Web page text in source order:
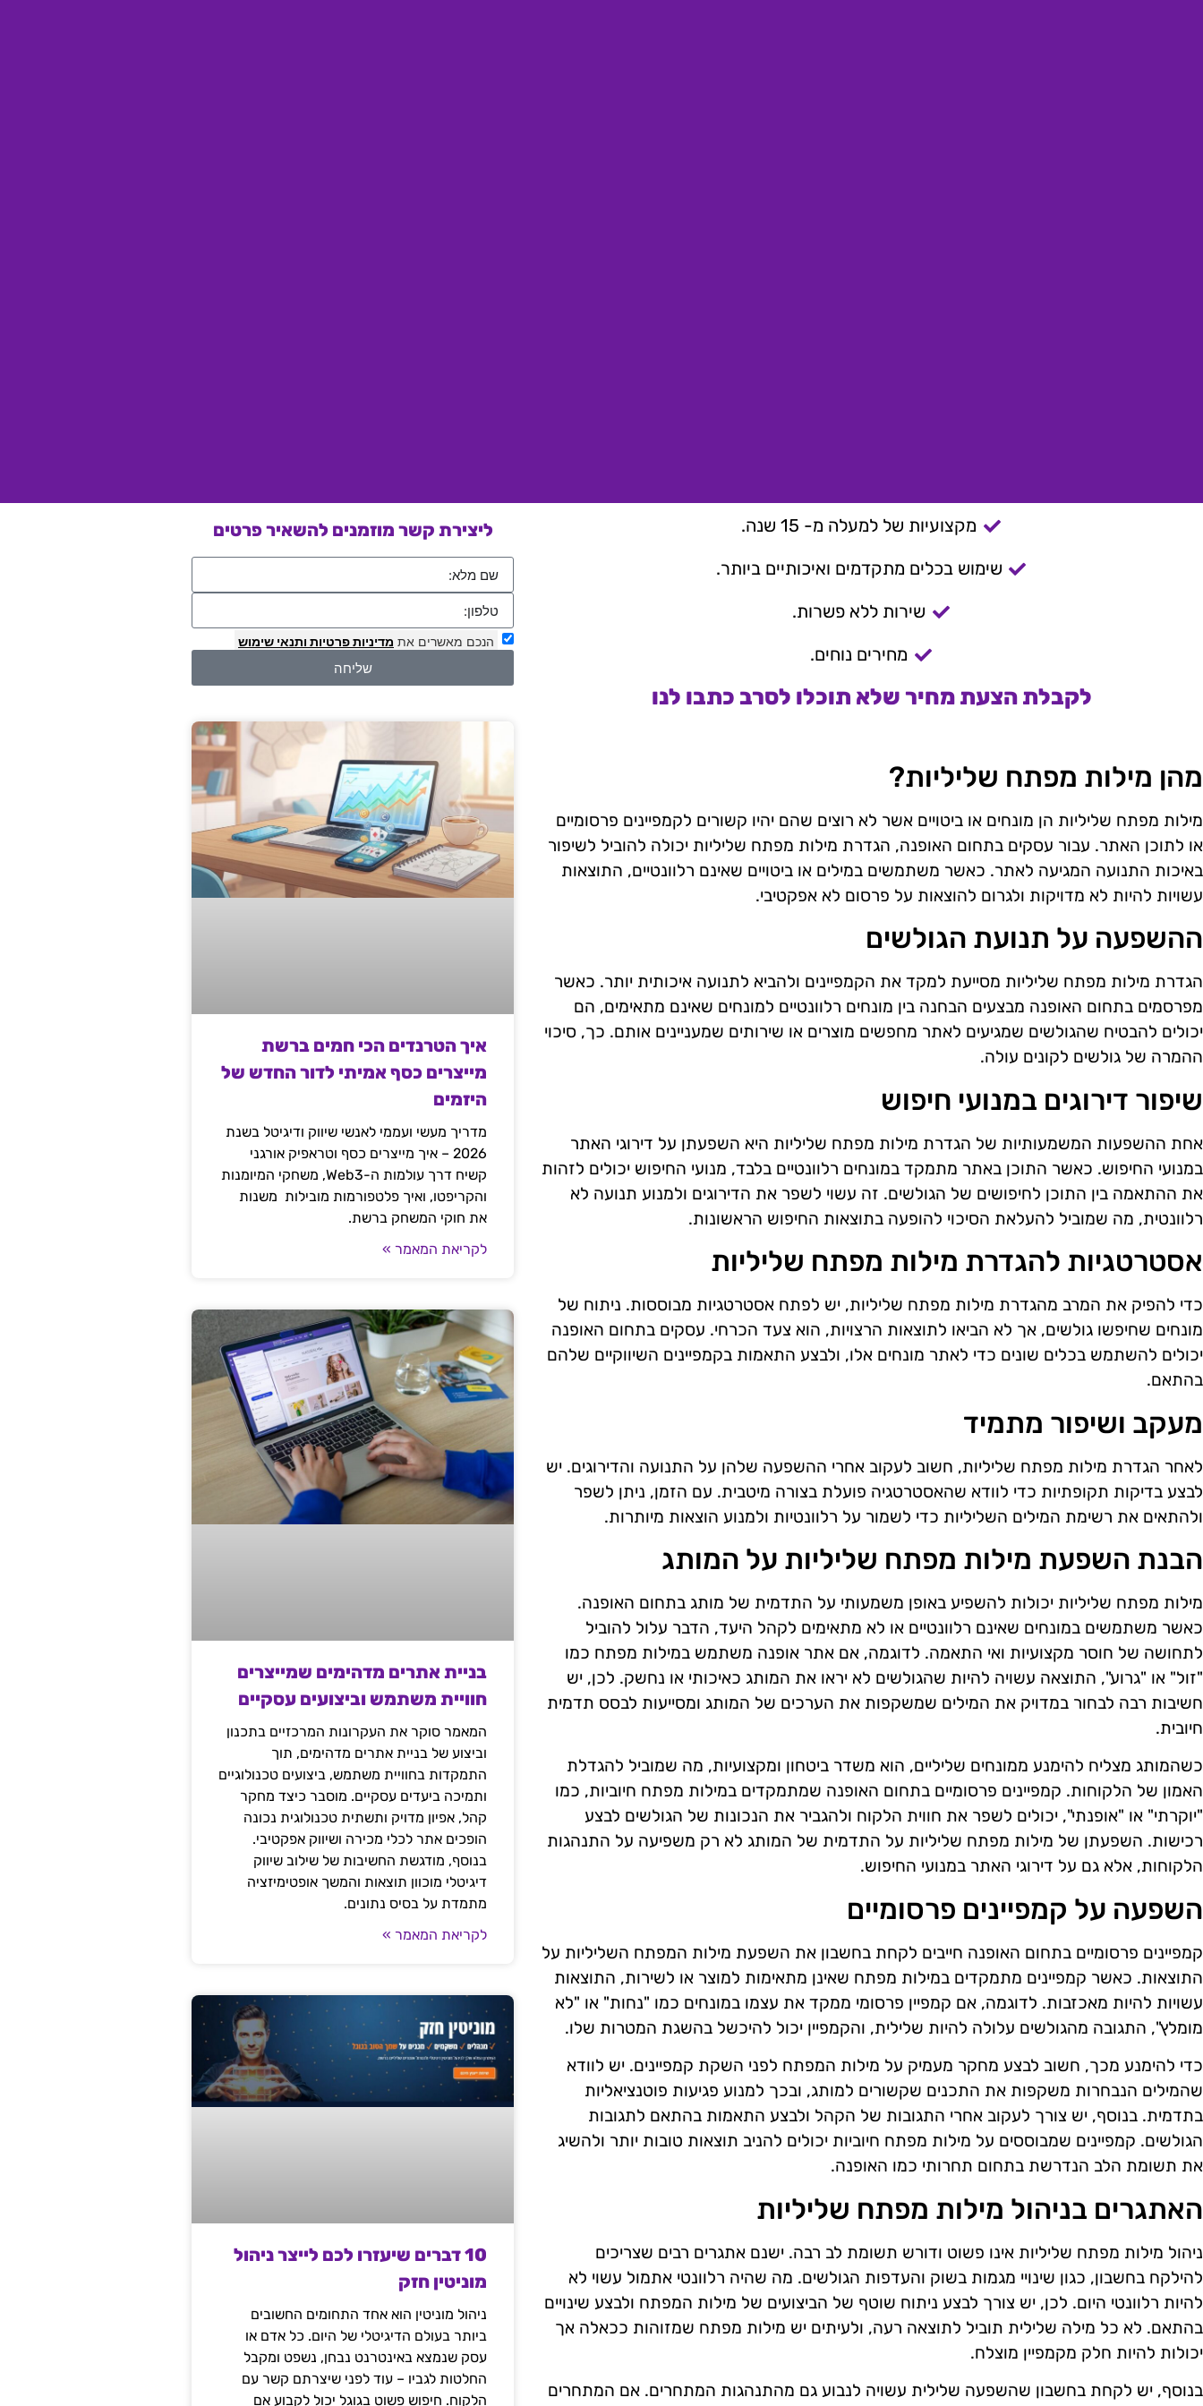
מקצועיות של למעלה מ- 15 שנה.
שימוש בכלים מתקדמים ואיכותיים ביותר.
שירות ללא פשרות.
מחירים נוחים.
לקבלת הצעת מחיר שלא תוכלו לסרב כתבו לנו
מהן מילות מפתח שליליות?
מילות מפתח שליליות הן מונחים או ביטויים אשר לא רוצים שהם יהיו קשורים לקמפיינים פרסומיים
או לתוכן האתר. עבור עסקים בתחום האופנה, הגדרת מילות מפתח שליליות יכולה להוביל לשיפור
באיכות התנועה המגיעה לאתר. כאשר משתמשים במילים או ביטויים שאינם רלוונטיים, התוצאות
עשויות להיות לא מדויקות ולגרום להוצאות על פרסום לא אפקטיבי.
ההשפעה על תנועת הגולשים
הגדרת מילות מפתח שליליות מסייעת למקד את הקמפיינים ולהביא לתנועה איכותית יותר. כאשר
מפרסמים בתחום האופנה מבצעים הבחנה בין מונחים רלוונטיים למונחים שאינם מתאימים, הם
יכולים להבטיח שהגולשים שמגיעים לאתר מחפשים מוצרים או שירותים שמעניינים אותם. כך, סיכוי
ההמרה של גולשים לקונים עולה.
שיפור דירוגים במנועי חיפוש
אחת ההשפעות המשמעותיות של הגדרת מילות מפתח שליליות היא השפעתן על דירוגי האתר
במנועי החיפוש. כאשר התוכן באתר מתמקד במונחים רלוונטיים בלבד, מנועי החיפוש יכולים לזהות
את ההתאמה בין התוכן לחיפושים של הגולשים. זה עשוי לשפר את הדירוגים ולמנוע תנועה לא
רלוונטית, מה שמוביל להעלאת הסיכוי להופעה בתוצאות החיפוש הראשונות.
אסטרטגיות להגדרת מילות מפתח שליליות
כדי להפיק את המרב מהגדרת מילות מפתח שליליות, יש לפתח אסטרטגיות מבוססות. ניתוח של
מונחים שחיפשו גולשים, אך לא הביאו לתוצאות הרצויות, הוא צעד הכרחי. עסקים בתחום האופנה
יכולים להשתמש בכלים שונים כדי לאתר מונחים אלו, ולבצע התאמות בקמפיינים השיווקיים שלהם
בהתאם.
מעקב ושיפור מתמיד
לאחר הגדרת מילות מפתח שליליות, חשוב לעקוב אחרי ההשפעה שלהן על התנועה והדירוגים. יש
לבצע בדיקות תקופתיות כדי לוודא שהאסטרטגיה פועלת בצורה מיטבית. עם הזמן, ניתן לשפר
ולהתאים את רשימת המילים השליליות כדי לשמור על רלוונטיות ולמנוע הוצאות מיותרות.
הבנת השפעת מילות מפתח שליליות על המותג
מילות מפתח שליליות יכולות להשפיע באופן משמעותי על התדמית של מותג בתחום האופנה.
כאשר משתמשים במונחים שאינם רלוונטיים או לא מתאימים לקהל היעד, הדבר עלול להוביל
לתחושה של חוסר מקצועיות ואי התאמה. לדוגמה, אם אתר אופנה משתמש במילות מפתח כמו
"זול" או "גרוע", התוצאה עשויה להיות שהגולשים לא יראו את המותג כאיכותי או נחשק. לכן, יש
חשיבות רבה לבחור במדויק את המילים שמשקפות את הערכים של המותג ומסייעות לבסס תדמית
חיובית.
כשהמותג מצליח להימנע ממונחים שליליים, הוא משדר ביטחון ומקצועיות, מה שמוביל להגדלת
האמון של הלקוחות. קמפיינים פרסומיים בתחום האופנה שמתמקדים במילות מפתח חיוביות, כמו
"יוקרתי" או "אופנתי", יכולים לשפר את חווית הלקוח ולהגביר את הנכונות של הגולשים לבצע
רכישות. השפעתן של מילות מפתח שליליות על התדמית של המותג לא רק משפיעה על התנהגות
הלקוחות, אלא גם על דירוגי האתר במנועי החיפוש.
השפעה על קמפיינים פרסומיים
קמפיינים פרסומיים בתחום האופנה חייבים לקחת בחשבון את השפעת מילות המפתח השליליות על
התוצאות. כאשר קמפיינים מתמקדים במילות מפתח שאינן מתאימות למוצר או לשירות, התוצאות
עשויות להיות מאכזבות. לדוגמה, אם קמפיין פרסומי ממקד את עצמו במונחים כמו "נחות" או "לא
מומלץ", התגובה מהגולשים עלולה להיות שלילית, והקמפיין יכול להיכשל בהשגת המטרות שלו.
כדי להימנע מכך, חשוב לבצע מחקר מעמיק על מילות המפתח לפני השקת קמפיינים. יש לוודא
שהמילים הנבחרות משקפות את התכנים שקשורים למותג, ובכך למנוע פגיעות פוטנציאליות
בתדמית. בנוסף, יש צורך לעקוב אחרי התגובות של הקהל ולבצע התאמות בהתאם לתגובות
הגולשים. קמפיינים שמבוססים על מילות מפתח חיוביות יכולים להניב תוצאות טובות יותר ולהשיג
את תשומת הלב הנדרשת בתחום תחרותי כמו האופנה.
האתגרים בניהול מילות מפתח שליליות
ניהול מילות מפתח שליליות אינו פשוט ודורש תשומת לב רבה. ישנם אתגרים רבים שצריכים
להילקח בחשבון, כגון שינויי מגמות בשוק והעדפות הגולשים. מה שהיה רלוונטי אתמול עשוי לא
להיות רלוונטי היום. לכן, יש צורך לבצע ניתוח שוטף של הביצועים של מילות המפתח ולבצע שינויים
בהתאם. לא כל מילה שלילית תוביל לתוצאה רעה, ולעיתים יש מילות מפתח שמזוהות ככאלה אך
יכולות להיות חלק מקמפיין מוצלח.
בנוסף, יש לקחת בחשבון שהשפעה שלילית עשויה לנבוע גם מהתנהגות המתחרים. אם המתחרים
ליצירת קשר מוזמנים להשאיר פרטים
הנכם מאשרים את מדיניות פרטיות ותנאי שימוש
שליחה
איך הטרנדים הכי חמים ברשת
מייצרים כסף אמיתי לדור החדש של
היזמים
מדריך מעשי ועממי לאנשי שיווק ודיגיטל בשנת
2026 – איך מייצרים כסף וטראפיק אורגני
קשיח דרך עולמות ה-Web3, משחקי המיומנות
והקריפטו, ואיך פלטפורמות מובילות משנות
את חוקי המשחק ברשת.
לקריאת המאמר »
בניית אתרים מדהימים שמייצרים
חוויית משתמש וביצועים עסקיים
המאמר סוקר את העקרונות המרכזיים בתכנון
וביצוע של בניית אתרים מדהימים, תוך
התמקדות בחוויית משתמש, ביצועים טכנולוגיים
ותמיכה ביעדים עסקיים. מוסבר כיצד מחקר
קהל, אפיון מדויק ותשתית טכנולוגית נכונה
הופכים אתר לכלי מכירה ושיווק אפקטיבי.
בנוסף, מודגשת החשיבות של שילוב שיווק
דיגיטלי מוכוון תוצאות והמשך אופטימיזציה
מתמדת על בסיס נתונים.
לקריאת המאמר »
10 דברים שיעזרו לכם לייצר ניהול
מוניטין חזק
ניהול מוניטין הוא אחד התחומים החשובים
ביותר בעולם הדיגיטלי של היום. כל אדם או
עסק שנמצא באינטרנט נבחן, נשפט ומקבל
החלטות לגביו – עוד לפני שיצרתם קשר עם
הלקוח. חיפוש פשוט בגוגל יכול לקבוע אם